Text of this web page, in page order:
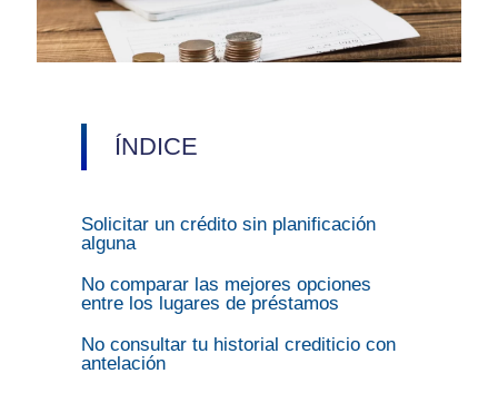
ÍNDICE
Solicitar un crédito sin planificación
alguna
No comparar las mejores opciones
entre los lugares de préstamos
No consultar tu historial crediticio con
antelación